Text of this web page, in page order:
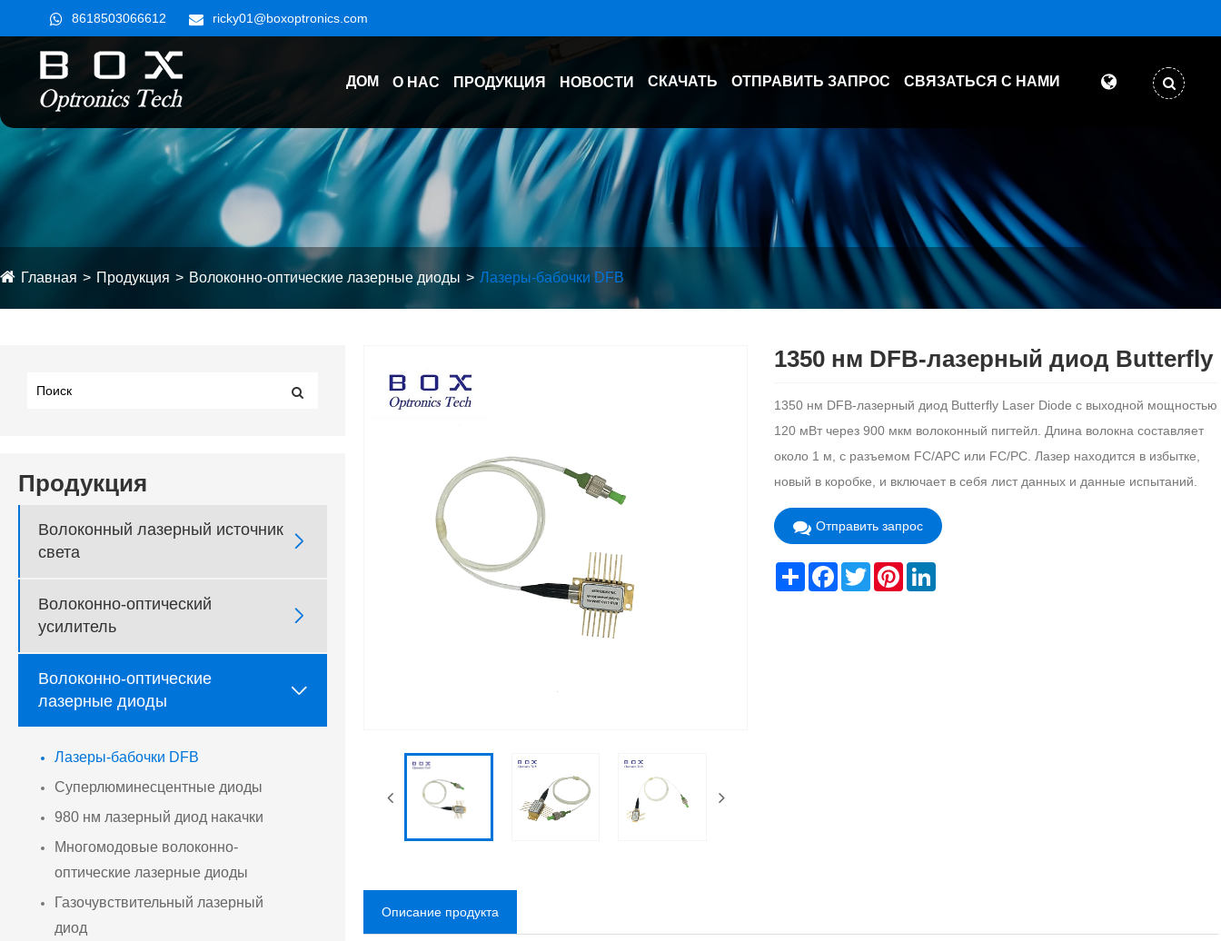
8618503066612 ricky01@boxoptronics.com
ДОМ О НАС ПРОДУКЦИЯ НОВОСТИ СКАЧАТЬ ОТПРАВИТЬ ЗАПРОС СВЯЗАТЬСЯ С НАМИ
Главная Продукция Волоконно-оптические лазерные диоды Лазеры-бабочки DFB
Продукция
Волоконный лазерный источник
света

Волоконно-оптический
усилитель

Волоконно-оптические
лазерные диоды

Лазеры-бабочки DFB
Суперлюминесцентные диоды
980 нм лазерный диод накачки
Многомодовые волоконно-
оптические лазерные диоды
Газочувствительный лазерный
диод
1350 нм DFB-лазерный диод Butterfly
1350 нм DFB-лазерный диод Butterfly Laser Diode с выходной мощностью
120 мВт через 900 мкм волоконный пигтейл. Длина волокна составляет
около 1 м, с разъемом FC/APC или FC/PC. Лазер находится в избытке,
новый в коробке, и включает в себя лист данных и данные испытаний.
Отправить запрос
ShareFacebook
TwitterPinterestLinkedIn
Описание продукта